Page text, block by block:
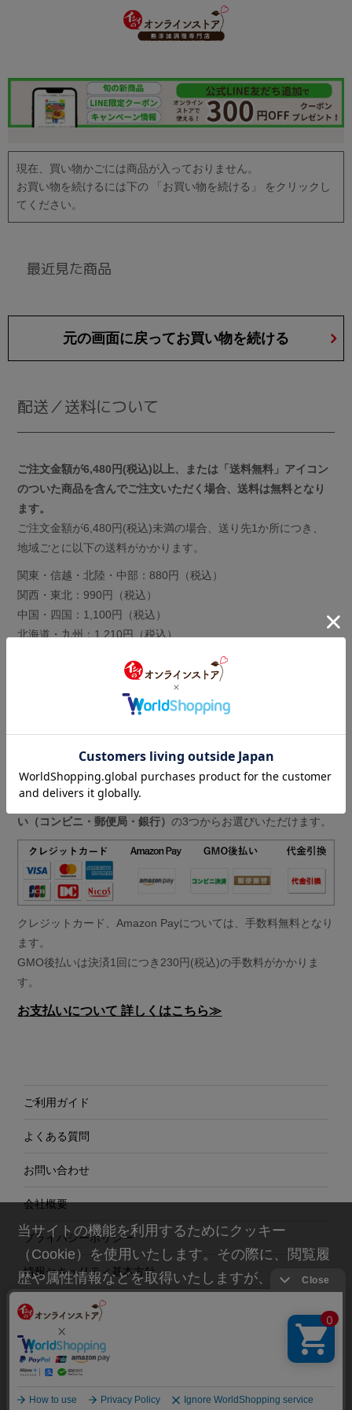
現在、買い物かごには商品が入っておりません。
お買い物を続けるには下の 「お買い物を続ける」 をクリックし
てください。
最近見た商品
元の画面に戻ってお買い物を続ける
配送／送料について
ご注文金額が6,480円(税込)以上、または「送料無料」アイコン
のついた商品を含んでご注文いただく場合、送料は無料となり
ます。
ご注文金額が6,480円(税込)未満の場合、送り先1か所につき、
地域ごとに以下の送料がかかります。
関東・信越・北陸・中部：880円（税込）
関西・東北：990円（税込）
中国・四国：1,100円（税込）
北海道・九州：1,210円（税込）
送料について 詳しくはこちら≫
お支払いについて
お支払い方法は、
クレジットカード、Amazon Pay、GMO後払
い（コンビニ・郵便局・銀行）の3つからお選びいただけます。
クレジットカード、Amazon Payについては、手数料無料となり
ます。
GMO後払いは決済1回につき230円(税込)の手数料がかかりま
す。
お支払いについて 詳しくはこちら≫
ご利用ガイド
よくある質問
お問い合わせ
会社概要
プライバシーポリシー
情報セキュリティ基本方針
特定商取引法に基づく表示
© Ishii Food CO.,Ltd. All rights reserved.
当サイトの機能を利用するためにクッキー
（Cookie）を使用いたします。その際に、閲覧履
歴や属性情報などを取得いたしますが、お客様の
個人情報を特定することは行っておりません。詳
細に関しては「
」をお読み
ください。